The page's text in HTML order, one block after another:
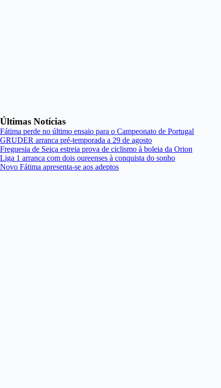
Últimas Notícias
Fátima perde no último ensaio para o Campeonato de Portugal
GRUDER arranca pré-temporada a 29 de agosto
Freguesia de Seiça estreia prova de ciclismo à boleia da Orion
Liga 1 arranca com dois oureenses à conquista do sonho
Novo Fátima apresenta-se aos adeptos